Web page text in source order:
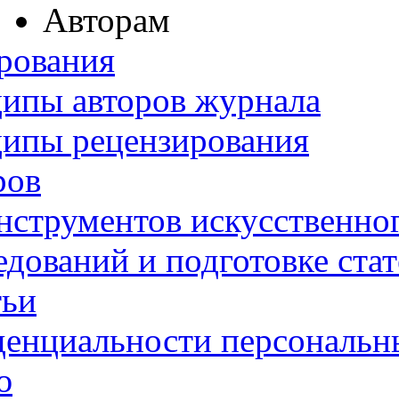
Авторам
авторов журнала
рецензирования
и подготовке